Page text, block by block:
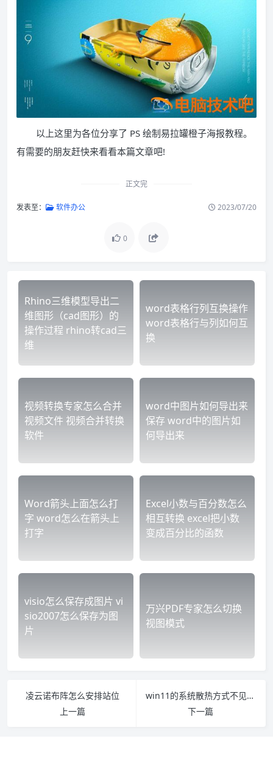
以上这里为各位分享了 PS 绘制易拉罐橙子海报教程。
有需要的朋友赶快来看看本篇文章吧!
正文完
发表至： 软件办公 2023/07/20
0
Rhino三维模型导出二
维图形（cad图形）的
操作过程 rhino转cad三
维
word表格行列互换操作
word表格行与列如何互
换
视频转换专家怎么合并
视频文件 视频合并转换
软件
word中图片如何导出来
保存 word中的图片如
何导出来
Word箭头上面怎么打
字 word怎么在箭头上
打字
Excel小数与百分数怎么
相互转换 excel把小数
变成百分比的函数
visio怎么保存成图片 vi
sio2007怎么保存为图
片
万兴PDF专家怎么切换
视图模式
凌云诺布阵怎么安排站位
上一篇
win11的系统散热方式不见了怎么办
下一篇